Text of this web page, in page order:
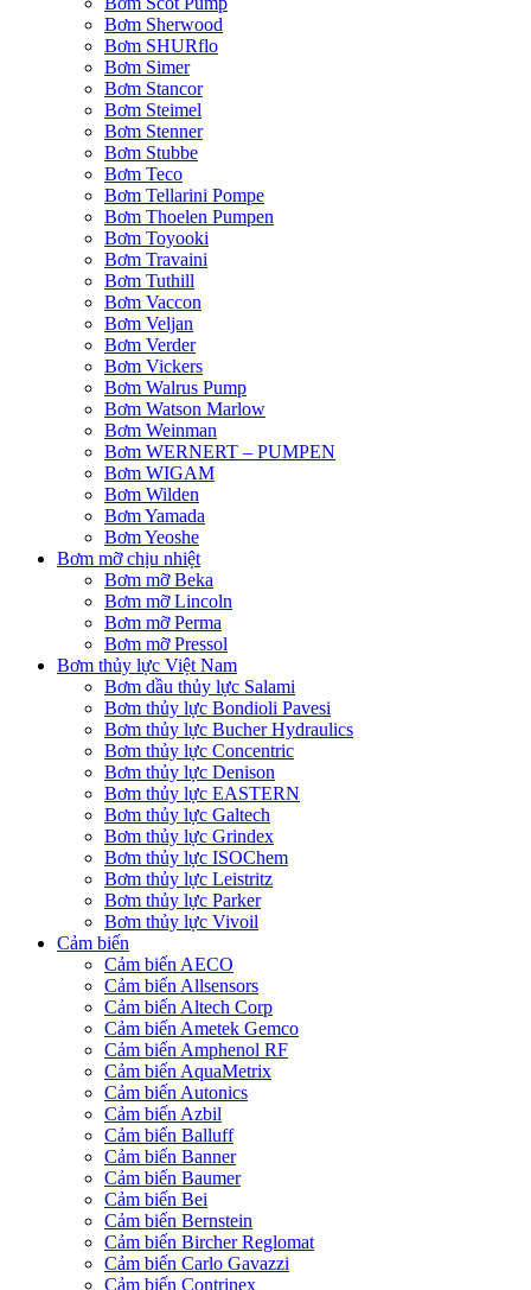
Bơm Sherwood
Bơm SHURflo
Bơm Simer
Bơm Stancor
Bơm Steimel
Bơm Stenner
Bơm Stubbe
Bơm Teco
Bơm Tellarini Pompe
Bơm Thoelen Pumpen
Bơm Toyooki
Bơm Travaini
Bơm Tuthill
Bơm Vaccon
Bơm Veljan
Bơm Verder
Bơm Vickers
Bơm Walrus Pump
Bơm Watson Marlow
Bơm Weinman
Bơm WERNERT – PUMPEN
Bơm WIGAM
Bơm Wilden
Bơm Yamada
Bơm Yeoshe
Bơm mỡ chịu nhiệt
Bơm mỡ Beka
Bơm mỡ Lincoln
Bơm mỡ Perma
Bơm mỡ Pressol
Bơm thủy lực Việt Nam
Bơm dầu thủy lực Salami
Bơm thủy lực Bondioli Pavesi
Bơm thủy lực Bucher Hydraulics
Bơm thủy lực Concentric
Bơm thủy lực Denison
Bơm thủy lực EASTERN
Bơm thủy lực Galtech
Bơm thủy lực Grindex
Bơm thủy lực ISOChem
Bơm thủy lực Leistritz
Bơm thủy lực Parker
Bơm thủy lực Vivoil
Cảm biến
Cảm biến AECO
Cảm biến Allsensors
Cảm biến Altech Corp
Cảm biến Ametek Gemco
Cảm biến Amphenol RF
Cảm biến AquaMetrix
Cảm biến Autonics
Cảm biến Azbil
Cảm biến Balluff
Cảm biến Banner
Cảm biến Baumer
Cảm biến Bei
Cảm biến Bernstein
Cảm biến Bircher Reglomat
Cảm biến Carlo Gavazzi
Cảm biến Contrinex